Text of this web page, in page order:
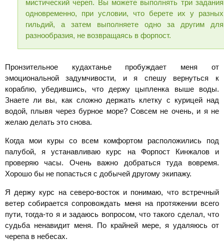
мистический череп. Вы можете выполнять три задания
одновременно, при условии, что берете их у разных
гильдий, а затем выполняете одно за другим для
разнообразия, не возвращаясь в форпост.
Пронзительное кудахтанье пробуждает меня от
эмоциональной задумчивости, и я спешу вернуться к
кораблю, убедившись, что держу цыпленка выше воды.
Знаете ли вы, как сложно держать клетку с курицей над
водой, плывя через бурное море? Совсем не очень, и я не
желаю делать это снова.
Когда мои куры со всем комфортом расположились под
палубой, я устанавливаю курс на Форпост Кинжалов и
проверяю часы. Очень важно добраться туда вовремя.
Хорошо бы не попасться с добычей другому экипажу.
Я держу курс на северо-восток и понимаю, что встречный
ветер собирается сопровождать меня на протяжении всего
пути, тогда-то я и задаюсь вопросом, что такого сделал, что
судьба ненавидит меня. По крайней мере, я удаляюсь от
черепа в небесах.